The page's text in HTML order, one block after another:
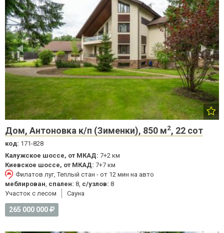
Дом, Антоновка к/п (Зименки), 850 м2, 22 сот
код: 171-828
Калужское шоссе, от МКАД: 7+2 км
Киевское шоссе, от МКАД: 7+7 км
Филатов луг, Теплый стан - от 12 мин на авто
меблирован, спален: 8, с/узлов: 8
Участок с лесом
Cауна
265 000 000